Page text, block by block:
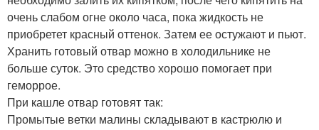
очень слабом огне около часа, пока жидкость не
приобретет красный оттенок. Затем ее остужают и пьют.
Хранить готовый отвар можно в холодильнике не
больше суток. Это средство хорошо помогает при
геморрое.
При кашле отвар готовят так:
Промытые ветки малины складывают в кастрюлю и